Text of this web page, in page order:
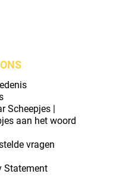
Scheepjes |
aan het woord
vragen
Statement